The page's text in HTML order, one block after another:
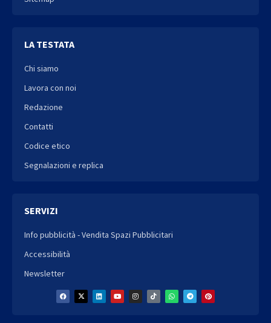
LA TESTATA
Chi siamo
Lavora con noi
Redazione
Contatti
Codice etico
Segnalazioni e replica
SERVIZI
Info pubblicità - Vendita Spazi Pubblicitari
Accessibilità
Newsletter